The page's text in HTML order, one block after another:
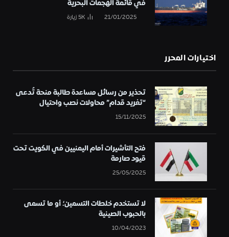
في قائمة الهجمات البحرية
21/01/2025
5Kزيارة
اختيارات المحرر
تحذير من رسائل مساعدة طالبة منحة تُدعى
“تغريد قدام” محاولات نصب واحتيال
15/11/2025
فتح التأشيرات أمام اليمنيين في الكويت تحت
قيود صارمة
25/05/2025
لا تستخدم خلطات التسمين؛ أو ما تسمى
بالحبوب الصينية
10/04/2023